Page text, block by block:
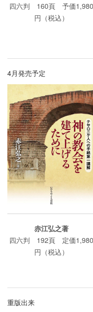
四六判 160頁 予価1,980
円（税込）
4月発売予定
赤江弘之著
四六判 192頁 定価1,980
円（税込）
重版出来